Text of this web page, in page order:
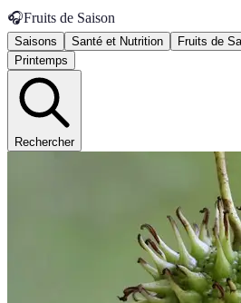
🎧Fruits de Saison
Saisons Santé et Nutrition Fruits de
Printemps
Rechercher